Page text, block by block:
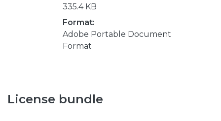
335.4 KB
Format:
Adobe Portable Document
Format
License bundle